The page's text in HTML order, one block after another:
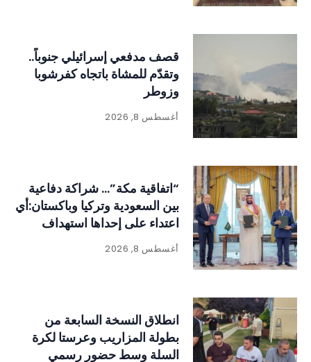
قصف مدفعي إسرائيلي جنوباً..
وتقدّم للمشاة باتجاه كفرشوبا
وزوطر
أغسطس 8, 2026
“اتفاقية مكة”… شراكة دفاعية
بين السعودية وتركيا وباكستان:أي
اعتداء على إحداها استهداف
للدول الثلاث
أغسطس 8, 2026
انطلاق النسخة السابعة من
بطولة المزاريب وعرستا لكرة
السلة وسط حضور رسمي